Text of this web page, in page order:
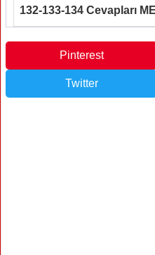
132-133-134 Cevapları
Pinterest
Twitter